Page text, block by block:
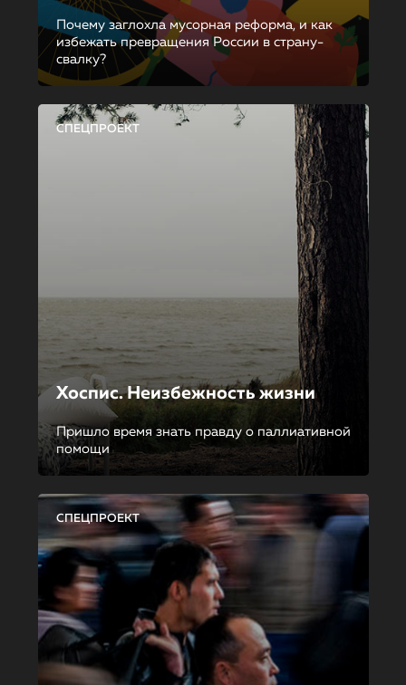
Почему заглохла мусорная реформа, и как
избежать превращения России в страну-
свалку?
СПЕЦПРОЕКТ
Хоспис. Неизбежность жизни
Пришло время знать правду о паллиативной
помощи
СПЕЦПРОЕКТ